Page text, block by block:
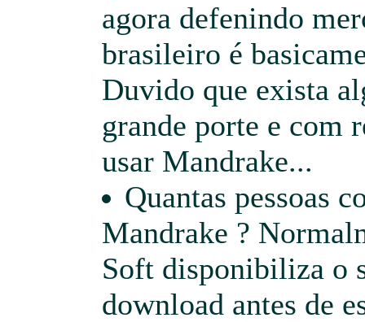
agora defenindo
brasileiro é
Duvido que exista
grande porte e com
usar Mandrake...
Quantas pessoas
Mandrake ?
Soft disponibiliza o
download antes de